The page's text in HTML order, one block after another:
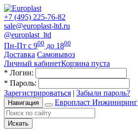
+7 (495) 225-76-82
sale@europlast-ltd.ru
@europlast_ltd
Пн-Пт с 900 до 1800
Доставка Самовывоз
Личный кабинетКорзина пуста
* Логин:
* Пароль:
Зарегистрироваться | Забыли пароль?
Навигация Европласт Инжиниринг
Искать